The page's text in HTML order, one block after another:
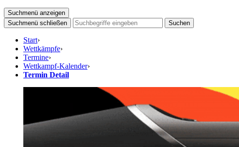
Suchmenü anzeigen
Suchmenü schließen
Suchen
Start›
Wettkämpfe›
Termine›
Wettkampf-Kalender›
Termin Detail